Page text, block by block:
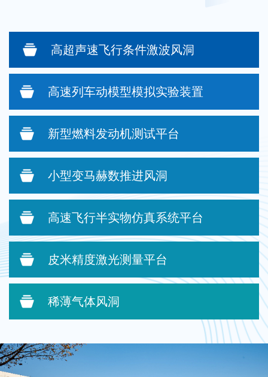
高超声速飞行条件激波风洞
高速列车动模型模拟实验装置
新型燃料发动机测试平台
小型变马赫数推进风洞
高速飞行半实物仿真系统平台
皮米精度激光测量平台
稀薄气体风洞